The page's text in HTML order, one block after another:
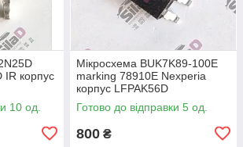
IR корпус
10 од.
Мікросхема BUK7K89-100E
marking 78910E Nexperia
корпус LFPAK56D
Готово до відправки 5 од.
800 ₴